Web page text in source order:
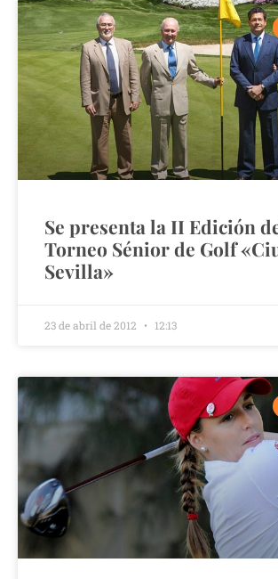
Se presenta la II Edición
Torneo Sénior de Golf
Sevilla»
23 de abril de 2012 12:13